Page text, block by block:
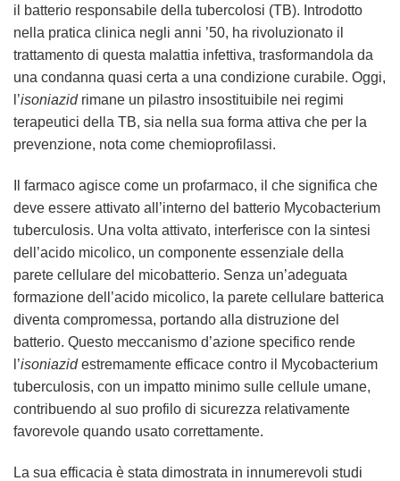
il batterio responsabile della tubercolosi (TB). Introdotto
nella pratica clinica negli anni ’50, ha rivoluzionato il
trattamento di questa malattia infettiva, trasformandola da
una condanna quasi certa a una condizione curabile. Oggi,
l’isoniazidrimane un pilastro insostituibile nei regimi
terapeutici della TB, sia nella sua forma attiva che per la
prevenzione, nota come chemioprofilassi.
Il farmaco agisce come un profarmaco, il che significa che
deve essere attivato all’interno del batterio Mycobacterium
tuberculosis. Una volta attivato, interferisce con la sintesi
dell’acido micolico, un componente essenziale della
parete cellulare del micobatterio. Senza un’adeguata
formazione dell’acido micolico, la parete cellulare batterica
diventa compromessa, portando alla distruzione del
batterio. Questo meccanismo d’azione specifico rende
l’isoniazidestremamente efficace contro il Mycobacterium
tuberculosis, con un impatto minimo sulle cellule umane,
contribuendo al suo profilo di sicurezza relativamente
favorevole quando usato correttamente.
La sua efficacia è stata dimostrata in innumerevoli studi